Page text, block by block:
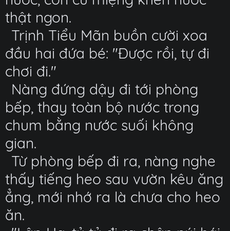
thật ngon.
Trịnh Tiểu Mãn buồn cười xoa
đầu hai đứa bé: "Được rồi, tự đi
chơi đi."
Nàng đứng dậy đi tới phòng
bếp, thay toàn bộ nước trong
chum bằng nước suối không
gian.
Từ phòng bếp đi ra, nàng nghe
thấy tiếng heo sau vườn kêu ăng
ẳng, mới nhớ ra là chưa cho heo
ăn.